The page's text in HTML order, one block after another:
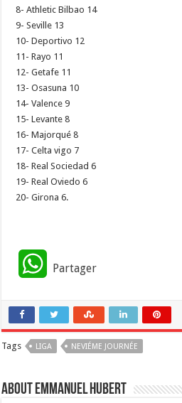
8- Athletic Bilbao 14
9- Seville 13
10- Deportivo 12
11- Rayo 11
12- Getafe 11
13- Osasuna 10
14- Valence 9
15- Levante 8
16- Majorqué 8
17- Celta vigo 7
18- Real Sociedad 6
19- Real Oviedo 6
20- Girona 6.
W
a
t
Partager
Tags LIGA NEVIÉME JOURNÉE
About Emmanuel Hubert